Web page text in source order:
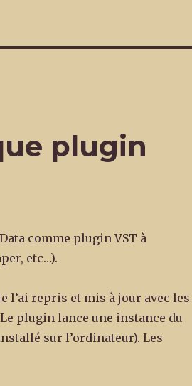
plugin
comme plugin VST à
etc…).
l’ai repris et mis à jour avec les
plugin lance une instance du
sur l’ordinateur). Les